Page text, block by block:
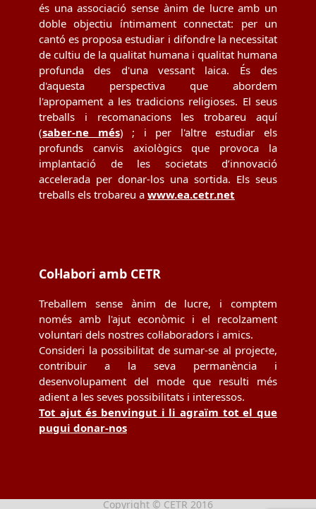
és una associació sense ànim de lucre amb un
doble objectiu íntimament connectat: per un
cantó es proposa estudiar i difondre la necessitat
de cultiu de la qualitat humana i qualitat humana
profunda des d'una vessant laica. És des
d'aquesta perspectiva que abordem
l'apropament a les tradicions religioses. El seus
treballs i recomanacions les trobareu aquí
(saber-ne més) ; i per l'altre estudiar els
profunds canvis axiològics que provoca la
implantació de les societats d’innovació
accelerada per donar-los una sortida. Els seus
treballs els trobareu a www.ea.cetr.net
Col·labori amb CETR
Treballem sense ànim de lucre, i comptem
només amb l'ajut econòmic i el recolzament
voluntari dels nostres col·laboradors i amics.
Consideri la possibilitat de sumar-se al projecte,
contribuir a la seva permanència i
desenvolupament del mode que resulti més
adient a les seves possibilitats i interessos.
Tot ajut és benvingut i li agraïm tot el que
pugui donar-nos
Copyright © CETR 2016